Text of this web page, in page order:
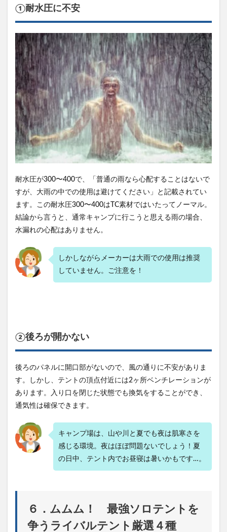
①耐水圧に不安
耐水圧が300〜400で、「普通の雨なら心配することはないで
すが、大雨の中での使用は避けてください」と記載されてい
ます。この耐水圧300〜400はTC素材ではいたってノーマル。
結論から言うと、通常キャンプに行こうと思える雨の場合、
水漏れの心配はありません。
しかしながらメーカーは大雨での使用は推奨
していません。ご注意を！
②後ろが開かない
後ろのパネルに開口部がないので、風の通りに不安がありま
す。しかし、テントの頂点付近には2ヶ所ベンチレーションが
あります。入り口を閉じた状態でも換気をすることができ、
通気性は確保できます。
キャンプ場は、山や川と夏でも夜は肌寒さを
感じる環境。夜はほぼ問題ないでしょう！夏
の日中、テント内でお昼寝は暑いかもです…。
６．ムムム！ 最強ソロテントを
争うライバルテント厳選４種